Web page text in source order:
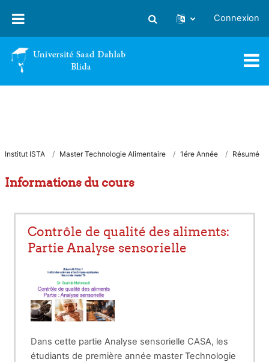
Activer/désactiver la saisie
Connexion
Institut ISTA Master Technologie Alimentaire 1ére Année Résumé
Informations du cours
Contrôle de qualité des aliments:
Partie Analyse sensorielle
Dans cette partie Analyse sensorielle CASA, les
étudiants de première année master Technologie